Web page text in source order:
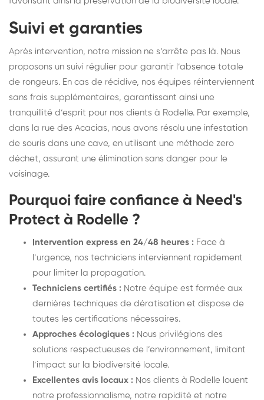
Suivi et garanties
Après intervention, notre mission ne s’arrête pas là. Nous
proposons un suivi régulier pour garantir l’absence totale
de rongeurs. En cas de récidive, nos équipes réinterviennent
sans frais supplémentaires, garantissant ainsi une
tranquillité d’esprit pour nos clients à Rodelle. Par exemple,
dans la rue des Acacias, nous avons résolu une infestation
de souris dans une cave, en utilisant une méthode zero
déchet, assurant une élimination sans danger pour le
voisinage.
Pourquoi faire confiance à Need's
Protect à Rodelle ?
Intervention express en 24/48 heures : Face à
l’urgence, nos techniciens interviennent rapidement
pour limiter la propagation.
Techniciens certifiés : Notre équipe est formée aux
dernières techniques de dératisation et dispose de
toutes les certifications nécessaires.
Approches écologiques : Nous privilégions des
solutions respectueuses de l’environnement, limitant
l’impact sur la biodiversité locale.
Excellentes avis locaux : Nos clients à Rodelle louent
notre professionnalisme, notre rapidité et notre